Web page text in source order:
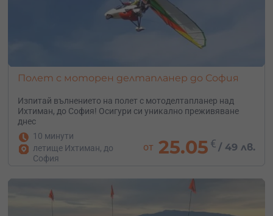
Полет с моторен делтапланер до София
Изпитай вълнението на полет с мотоделтапланер над
Ихтиман, до София! Осигури си уникално преживяване
днес
10 минути
летище Ихтиман, до
София
от 25.05 € / 49 лв.